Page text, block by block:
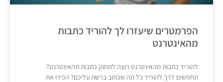
הפרמטרים שיעזרו לך להוריד כתבות
מהאינטרנט
להוריד כתבות מהאינטרנט רוצה למחוק כתבות מהאינטרנט?
מחפשים דרך להוריד כל מה שכתוב ברשת עליכם? הכירו את